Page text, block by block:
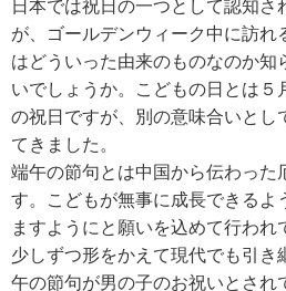
日本では祝日の一つとして認知さ
が、ゴールデンウィーク中に訪れ
はどういった由来のものなのか知
いでしょうか。こどもの日とは５
の祝日ですが、別の意味合いとし
てきました。
端午の節句とは中国から伝わった
す。こどもが無事に成長できるよ
ますようにと願いを込めて行われ
少しずつ形をかえて現代でも引き
午の節句が男の子のお祝いとされ